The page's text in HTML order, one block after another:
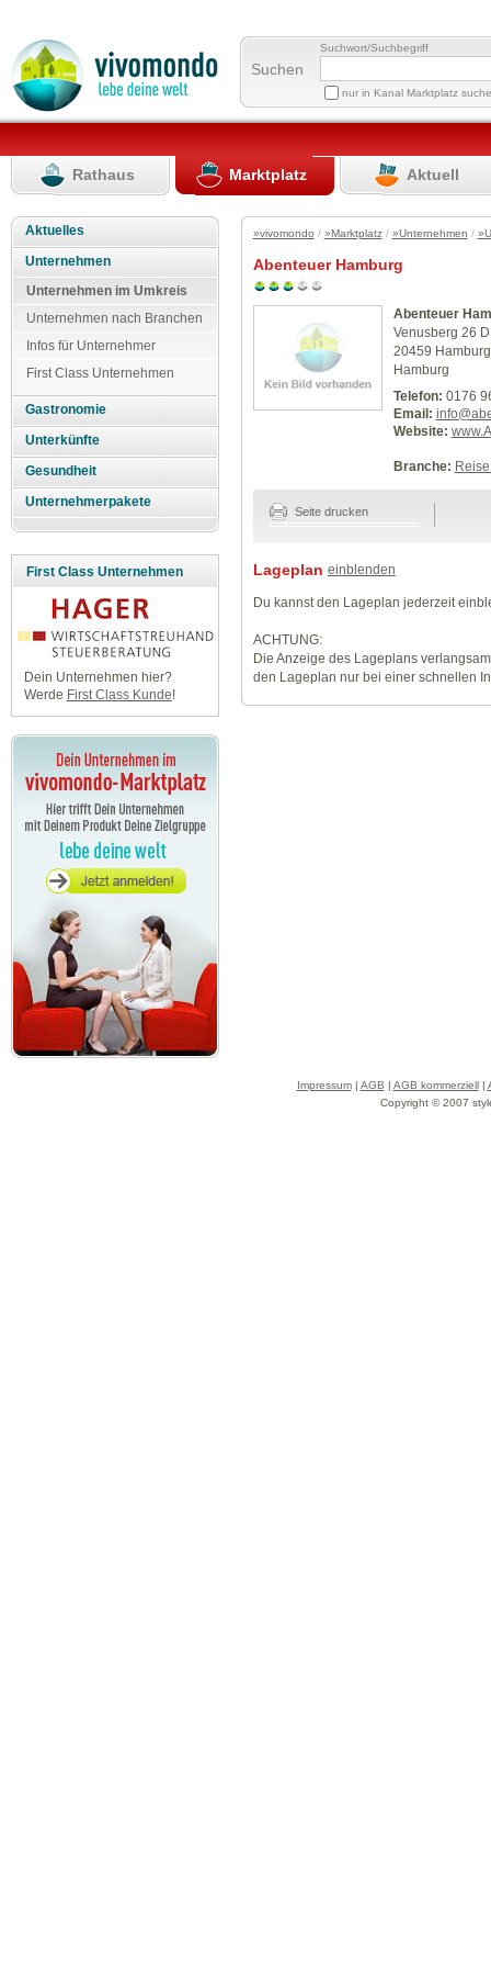
Suchen
Suchwort/Suchbegriff
nur in Kanal Marktplatz
Rathaus Marktplatz Aktuell
Aktuelles
Unternehmen
Unternehmen im Umkreis
Unternehmen nach Branchen
Infos für Unternehmer
First Class Unternehmen
Gastronomie
Unterkünfte
Gesundheit
Unternehmerpakete
First Class Unternehmen
Dein Unternehmen hier?
Werde First Class Kunde!
»vivomondo / »Marktplatz/ »Unternehmen /
Abenteuer Hamburg
Abenteuer
Venusberg 26 D
20459 Hamburg
Hamburg
Telefon: 0176
Email:
Website:
Branche:
Seite drucken
Lageplan einblenden
Du kannst den Lageplan jederzeit
ACHTUNG:
Die Anzeige des Lageplans
den Lageplan nur bei einer schnellen
Impressum| AGB | AGB kommerziell|
Copyright © 2007